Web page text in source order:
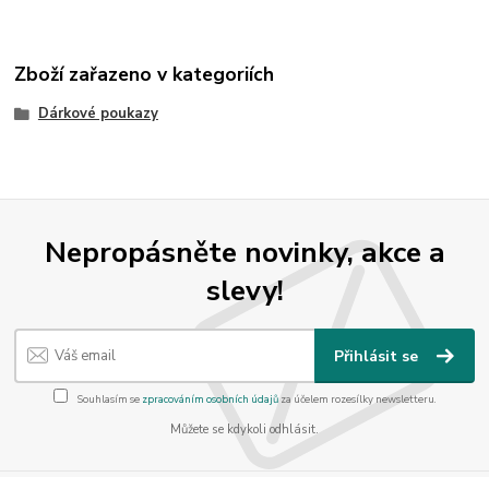
Zboží zařazeno v kategoriích
Dárkové poukazy
Nepropásněte novinky, akce a
slevy!
Přihlásit se
Souhlasím se zpracováním osobních údajůza účelem rozesílky newsletteru.
Můžete se kdykoli odhlásit.